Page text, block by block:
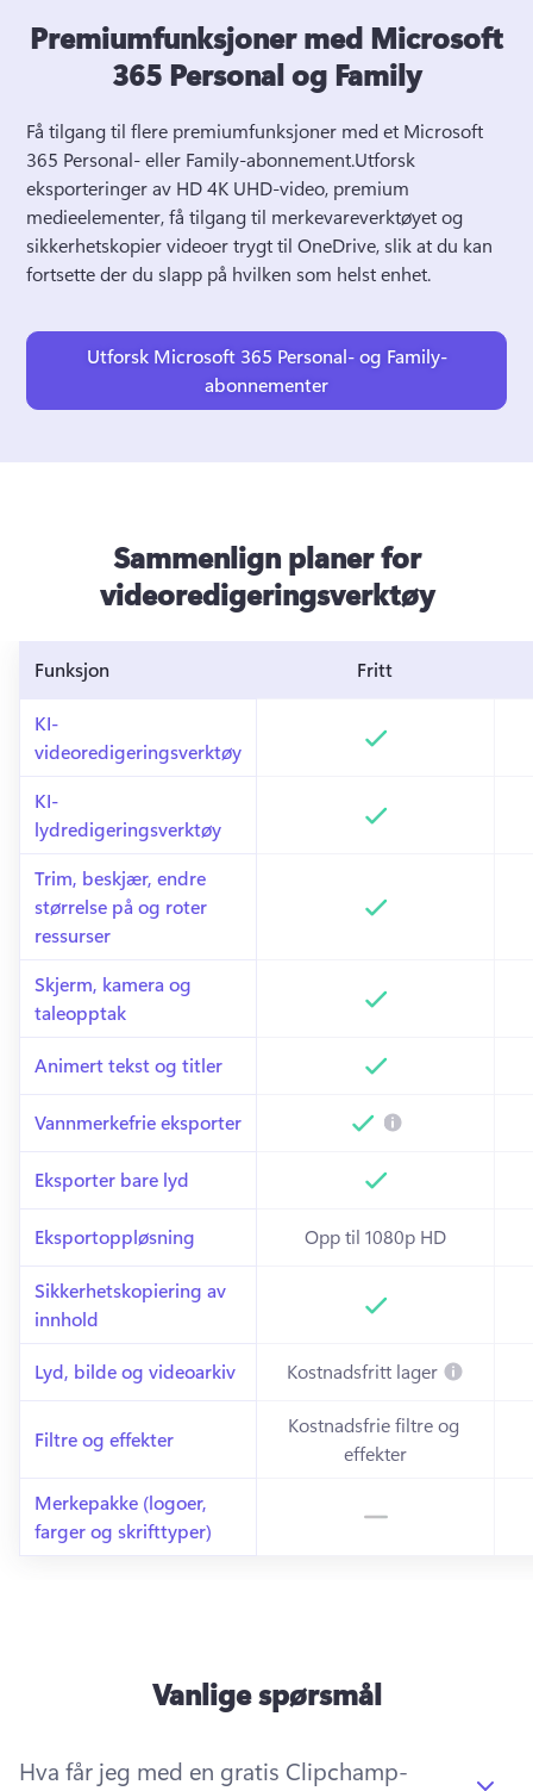
Premiumfunksjoner med Microsoft
365 Personal og Family
Få tilgang til flere premiumfunksjoner med et Microsoft
365 Personal- eller Family-abonnement.Utforsk
eksporteringer av HD 4K UHD-video, premium
medieelementer, få tilgang til merkevareverktøyet og
sikkerhetskopier videoer trygt til OneDrive, slik at du kan
fortsette der du slapp på hvilken som helst enhet.
Utforsk Microsoft 365 Personal- og Family-
abonnementer
Sammenlign planer for
videoredigeringsverktøy
Funksjon Fritt
KI-
videoredigeringsverktøy
KI-
lydredigeringsverktøy
Trim, beskjær, endre
størrelse på og roter
ressurser
Skjerm, kamera og
taleopptak
Animert tekst og titler
Vannmerkefrie eksporter
Eksporter bare lyd
Eksportoppløsning
Opp til 1080p HD
Sikkerhetskopiering av
innhold
Lyd, bilde og videoarkiv
Kostnadsfritt lager
Filtre og effekter
Kostnadsfrie filtre og
effekter
Merkepakke (logoer,
farger og skrifttyper)
Vanlige spørsmål
Hva får jeg med en gratis Clipchamp-